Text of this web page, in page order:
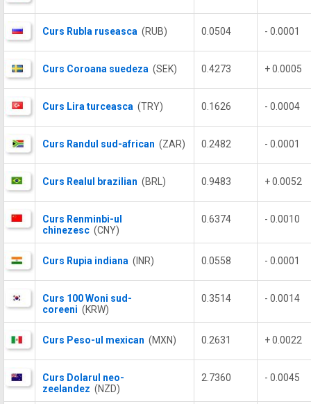
Curs Rubla ruseasca (RUB) 0.0504 - 0.0001
Curs Coroana suedeza (SEK) 0.4273 + 0.0005
Curs Lira turceasca (TRY) 0.1626 - 0.0004
Curs Randul sud-african (ZAR) 0.2482 - 0.0001
Curs Realul brazilian (BRL) 0.9483 + 0.0052
Curs Renminbi-ul
chinezesc (CNY)
0.6374 - 0.0010
Curs Rupia indiana (INR) 0.0558 - 0.0001
Curs 100 Woni sud-
coreeni (KRW)
0.3514 - 0.0014
Curs Peso-ul mexican (MXN) 0.2631 + 0.0022
Curs Dolarul neo-
zeelandez (NZD)
2.7360 - 0.0045